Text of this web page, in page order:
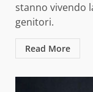
stanno vivendo
genitori.
Read More